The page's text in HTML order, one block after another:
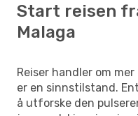
Start reisen
Malaga
Reiser handler om
er en sinnstilstand.
å utforske den